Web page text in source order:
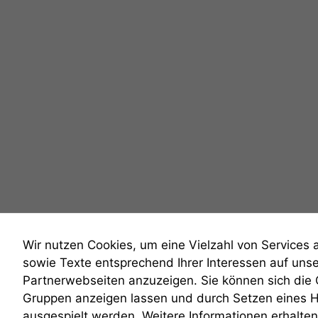
anmelden
Wir nutzen Cookies, um eine Vielzahl von
sowie Texte entsprechend Ihrer Interessen auf
Partnerwebseiten anzuzeigen. Sie können sich
Gruppen anzeigen lassen und durch Setzen eines